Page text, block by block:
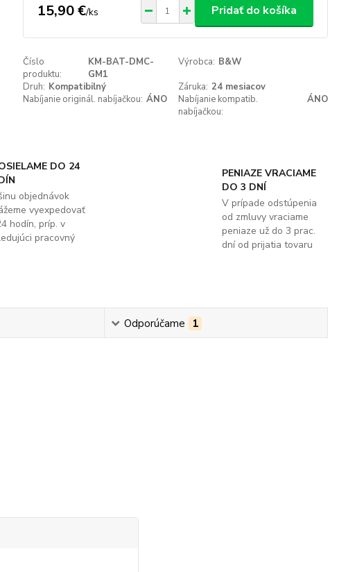
15,90 €/ks Pridať do košíka
Číslo
produktu:
KM-BAT-DMC-
GM1
Výrobca: B&W
Druh: Kompatibilný Záruka: 24 mesiacov
Nabíjanie originál. nabíjačkou: ÁNO
Nabíjanie kompatib.
nabíjačkou:
ÁNO
DO 24
objednávok
vyexpedovať
hodín, príp. v
pracovný
PENIAZE VRACIAME
DO 3 DNÍ
V prípade odstúpenia
od zmluvy vraciame
peniaze už do 3 prac.
dní od prijatia tovaru
Odporúčame 1